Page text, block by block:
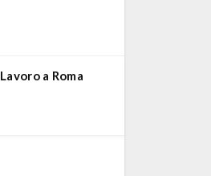
Lavoro a Roma